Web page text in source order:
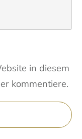
in diesem
kommentiere.